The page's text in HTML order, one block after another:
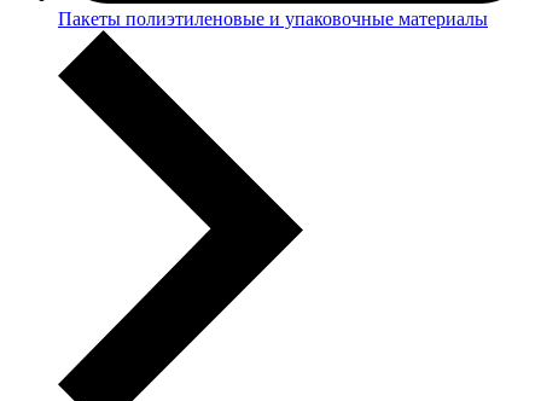
Пакеты полиэтиленовые и упаковочные материалы